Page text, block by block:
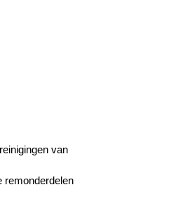
van
remonderdelen